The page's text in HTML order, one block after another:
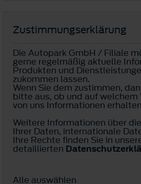
Zustimmungserklärung
Die Autopark GmbH / Filiale
gerne regelmäßig aktuelle
Produkten und
zukommen lassen.
Wenn Sie dem zustimmen,
bitte aus, ob und auf welchem
von uns Informationen
Weitere Informationen über
Ihrer Daten, internationale
Ihre Rechte finden Sie in
detaillierten
Alle auswählen